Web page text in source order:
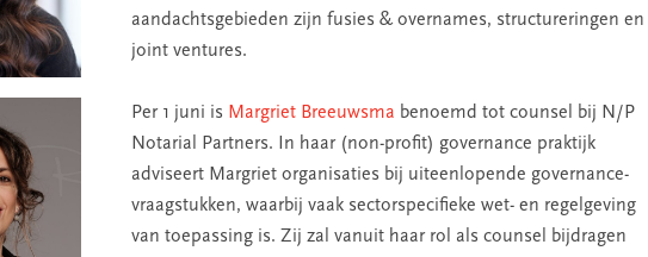
aandachtsgebieden zijn fusies & overnames, structureringen en
joint ventures.
Per 1 juni is Margriet Breeuwsma benoemd tot counsel bij N/P
Notarial Partners. In haar (non-profit) governance praktijk
adviseert Margriet organisaties bij uiteenlopende governance-
vraagstukken, waarbij vaak sectorspecifieke wet- en regelgeving
van toepassing is. Zij zal vanuit haar rol als counsel bijdragen